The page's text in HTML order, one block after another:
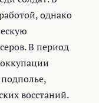
однако
В период
восстаний.